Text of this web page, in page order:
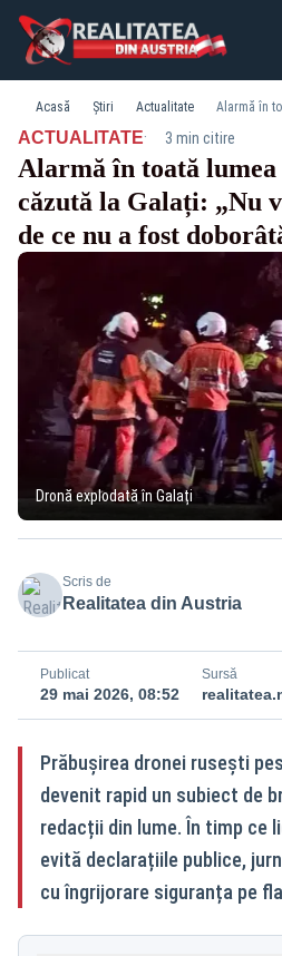
Acasă Știri Actualitate
ACTUALITATE· 3 min citire
Alarmă în toată lumea
căzută la Galați: „Nu
de ce nu a fost
Dronă explodată în Galați
Scris de
Realitatea din Austria
Publicat
29 mai 2026, 08:52
Sursă
Prăbușirea dronei rusești
devenit rapid un subiect de
redacții din lume. În timp ce
evită declarațiile publice,
cu îngrijorare siguranța pe